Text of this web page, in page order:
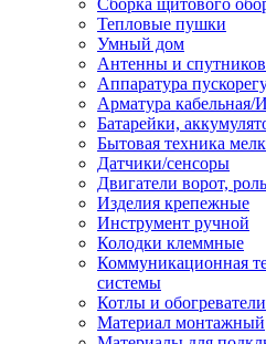
Сборка щитового
Тепловые пушки
Умный дом
Антенны и
Аппаратура
Арматура
Батарейки,
Бытовая техника
Датчики/сенсоры
Двигатели ворот,
Изделия крепежные
Инструмент ручной
Колодки клеммные
Коммуникационная
системы
Котлы и обогреватели
Материал монтажный